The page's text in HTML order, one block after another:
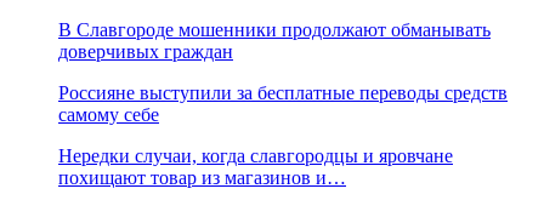
В Славгороде мошенники продолжают обманывать
доверчивых граждан
Россияне выступили за бесплатные переводы средств
самому себе
Нередки случаи, когда славгородцы и яровчане
похищают товар из магазинов и…